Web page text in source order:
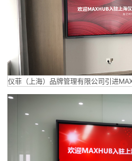
仪菲（上海）品牌管理有限公司引进